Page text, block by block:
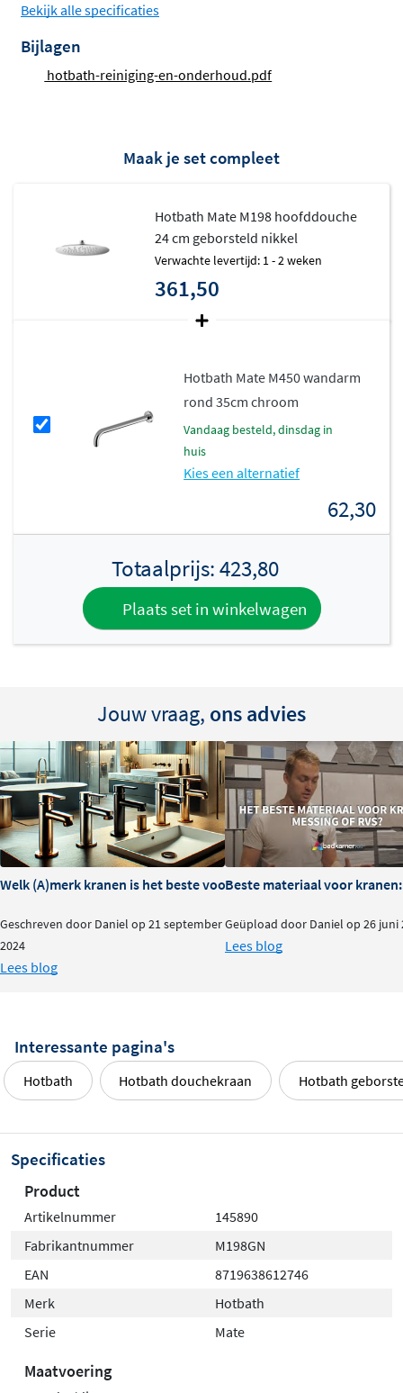
Bekijk alle specificaties
Bijlagen
hotbath-reiniging-en-onderhoud.pdf
Maak je set compleet
Hotbath Mate M198 hoofddouche
24 cm geborsteld nikkel
Verwachte levertijd: 1 - 2 weken
361,50
Hotbath Mate M450 wandarm
rond 35cm chroom
vandaag besteld, dinsdag in
huis
Kies een alternatief
62,30
Totaalprijs:423,80
Plaats set in winkelwagen
Jouw vraag, ons advies
Welk (A)merk kranen is het beste voor je badkamer?
Geschreven door Daniel op 21 september
2024
Lees blog
Beste materiaal voor kranen:
Geüpload door Daniel op 26 juni
Lees blog
Interessante pagina's
Hotbath Hotbath douchekraan Hotbath
Specificaties
Product
Artikelnummer
145890
Fabrikantnummer
M198GN
EAN
8719638612746
Merk
Hotbath
Serie
Mate
Maatvoering